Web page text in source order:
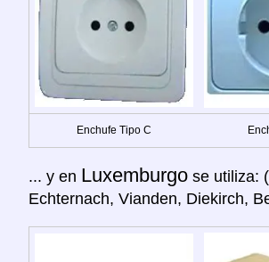
Enchufe Tipo C
... y en Luxemburgo se utiliza:
Echternach, Vianden, Diekirch,